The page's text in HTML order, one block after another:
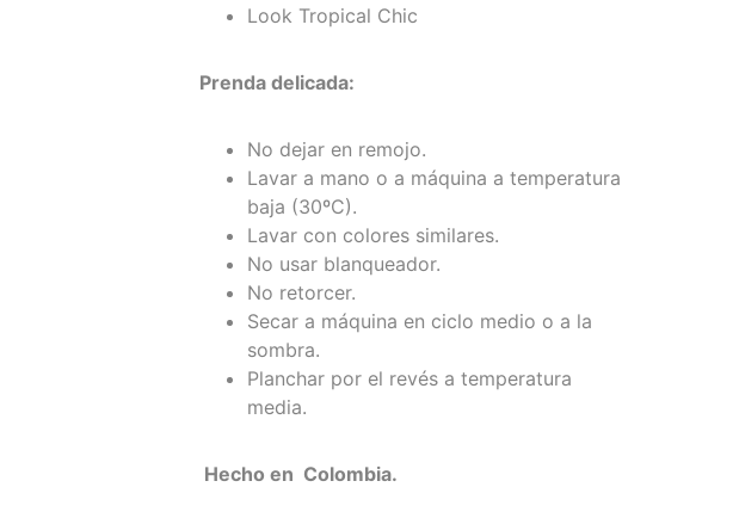
Look Tropical Chic
Prenda delicada:
No dejar en remojo.
Lavar a mano o a máquina a temperatura
baja (30ºC).
Lavar con colores similares.
No usar blanqueador.
No retorcer.
Secar a máquina en ciclo medio o a la
sombra.
Planchar por el revés a temperatura
media.
Hecho en Colombia.